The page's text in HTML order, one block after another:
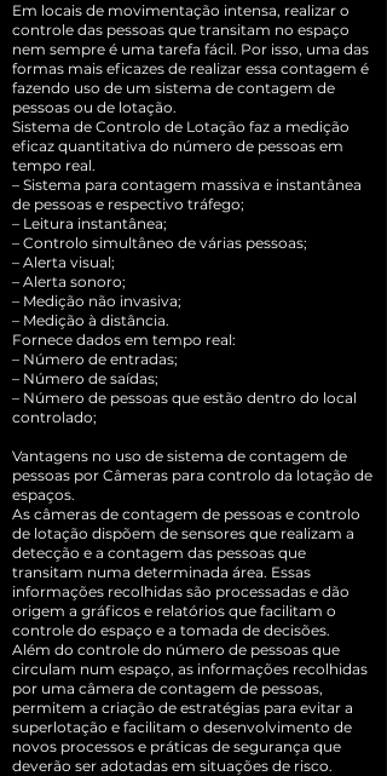
Em locais de movimentação intensa, realizar o
controle das pessoas que transitam no espaço
nem sempre é uma tarefa fácil. Por isso, uma das
formas mais eficazes de realizar essa contagem é
fazendo uso de um sistema de contagem de
pessoas ou de lotação.
Sistema de Controlo de Lotação faz a medição
eficaz quantitativa do número de pessoas em
tempo real.
– Sistema para contagem massiva e instantânea
de pessoas e respectivo tráfego;
– Leitura instantânea;
– Controlo simultâneo de várias pessoas;
– Alerta visual;
– Alerta sonoro;
– Medição não invasiva;
– Medição à distância.
Fornece dados em tempo real:
– Número de entradas;
– Número de saídas;
– Número de pessoas que estão dentro do local
controlado;
Vantagens no uso de sistema de contagem de
pessoas por Câmeras para controlo da lotação de
espaços.
As câmeras de contagem de pessoas e controlo
de lotação dispõem de sensores que realizam a
detecção e a contagem das pessoas que
transitam numa determinada área. Essas
informações recolhidas são processadas e dão
origem a gráficos e relatórios que facilitam o
controle do espaço e a tomada de decisões.
Além do controle do número de pessoas que
circulam num espaço, as informações recolhidas
por uma câmera de contagem de pessoas,
permitem a criação de estratégias para evitar a
superlotação e facilitam o desenvolvimento de
novos processos e práticas de segurança que
deverão ser adotadas em situações de risco.